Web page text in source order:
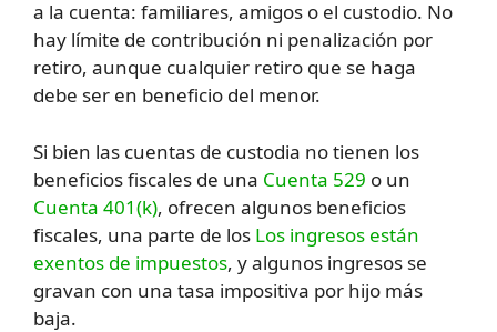
a la cuenta: familiares, amigos o el custodio. No
hay límite de contribución ni penalización por
retiro, aunque cualquier retiro que se haga
debe ser en beneficio del menor.
Si bien las cuentas de custodia no tienen los
beneficios fiscales de una Cuenta 529 o un
Cuenta 401(k), ofrecen algunos beneficios
fiscales, una parte de los Los ingresos están
exentos de impuestos, y algunos ingresos se
gravan con una tasa impositiva por hijo más
baja.